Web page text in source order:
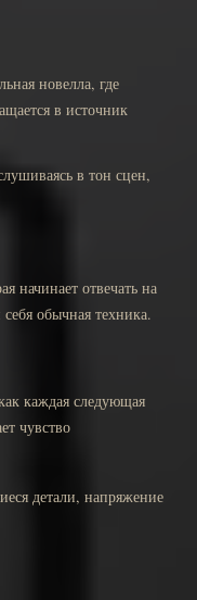
новелла, где
в источник
в тон сцен,
начинает отвечать на
обычная техника.
каждая следующая
чувство
детали, напряжение